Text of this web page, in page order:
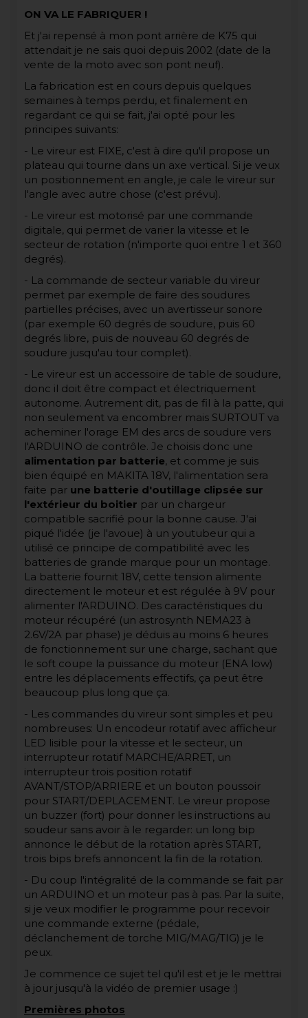
ON VA LE FABRIQUER !
Et j'ai repensé à mon pont arrière de K75 qui
attendait je ne sais quoi depuis 2002 (date de la
vente de la moto avec son pont neuf).
La fabrication est en cours depuis quelques
semaines à temps perdu, et finalement en
regardant ce qui se fait, j'ai opté pour les
principes suivants:
- Le vireur est FIXE, c'est à dire qu'il propose un
plateau qui tourne dans un axe vertical. Si je veux
un positionnement en angle, je cale le vireur sur
l'angle avec autre chose (c'est prévu).
- Le vireur est motorisé par une commande
digitale, qui permet de varier la vitesse et le
secteur de rotation (n'importe quoi entre 1 et 360
degrés).
- La commande de secteur variable du vireur
permet par exemple de faire des soudures
partielles précises, avec un avertisseur sonore
(par exemple 60 degrés de soudure, puis 60
degrés libre, puis de nouveau 60 degrés de
soudure jusqu'au tour complet).
- Le vireur est un accessoire de table de soudure,
donc il doit être compact et électriquement
autonome. Autrement dit, pas de fil à la patte, qui
non seulement va encombrer mais SURTOUT va
acheminer l'orage EM des arcs de soudure vers
l'ARDUINO de contrôle. Je choisis donc une
alimentation par batterie, et comme je suis
bien équipé en MAKITA 18V, l'alimentation sera
faite par une batterie d'outillage clipsée sur
l'extérieur du boitier par un chargeur
compatible sacrifié pour la bonne cause. J'ai
piqué l'idée (je l'avoue) à un youtubeur qui a
utilisé ce principe de compatibilité avec les
batteries de grande marque pour un montage.
La batterie fournit 18V, cette tension alimente
directement le moteur et est régulée à 9V pour
alimenter l'ARDUINO. Des caractéristiques du
moteur récupéré (un astrosynth NEMA23 à
2.6V/2A par phase) je déduis au moins 6 heures
de fonctionnement sur une charge, sachant que
le soft coupe la puissance du moteur (ENA low)
entre les déplacements effectifs, ça peut être
beaucoup plus long que ça.
- Les commandes du vireur sont simples et peu
nombreuses: Un encodeur rotatif avec afficheur
LED lisible pour la vitesse et le secteur, un
interrupteur rotatif MARCHE/ARRET, un
interrupteur trois position rotatif
AVANT/STOP/ARRIERE et un bouton poussoir
pour START/DEPLACEMENT. Le vireur propose
un buzzer (fort) pour donner les instructions au
soudeur sans avoir à le regarder: un long bip
annonce le début de la rotation après START,
trois bips brefs annoncent la fin de la rotation.
- Du coup l'intégralité de la commande se fait par
un ARDUINO et un moteur pas à pas. Par la suite,
si je veux modifier le programme pour recevoir
une commande externe (pédale,
déclanchement de torche MIG/MAG/TIG) je le
peux.
Je commence ce sujet tel qu'il est et je le mettrai
à jour jusqu'à la vidéo de premier usage :)
Premières photos